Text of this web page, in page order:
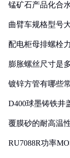
锰矿石产品化合
曲臂车规格型号
配电柜母排螺栓
膨胀螺丝尺寸是
镀锌方管有哪些
D400球墨铸铁井
覆膜砂的耐高温
RU7088R功率